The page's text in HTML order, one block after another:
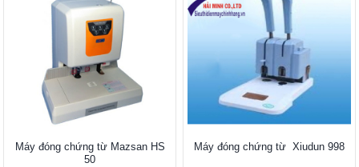
Máy đóng chứng từ Mazsan HS
50
Máy đóng chứng từ Xiudun 998